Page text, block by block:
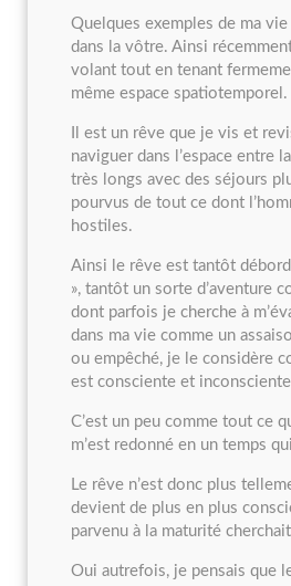
Quelques exemples de ma
dans la vôtre. Ainsi
volant tout en tenant
même espace spatiotemporel.
Il est un rêve que je vis et
naviguer dans l’espace entre
très longs avec des séjours
pourvus de tout ce dont
hostiles.
Ainsi le rêve est tantôt
», tantôt un sorte d’aventure
dont parfois je cherche à
dans ma vie comme un
ou empêché, je le considère
est consciente et
C’est un peu comme tout ce
m’est redonné en un temps
Le rêve n’est donc plus
devient de plus en plus
parvenu à la maturité
Oui autrefois, je pensais que